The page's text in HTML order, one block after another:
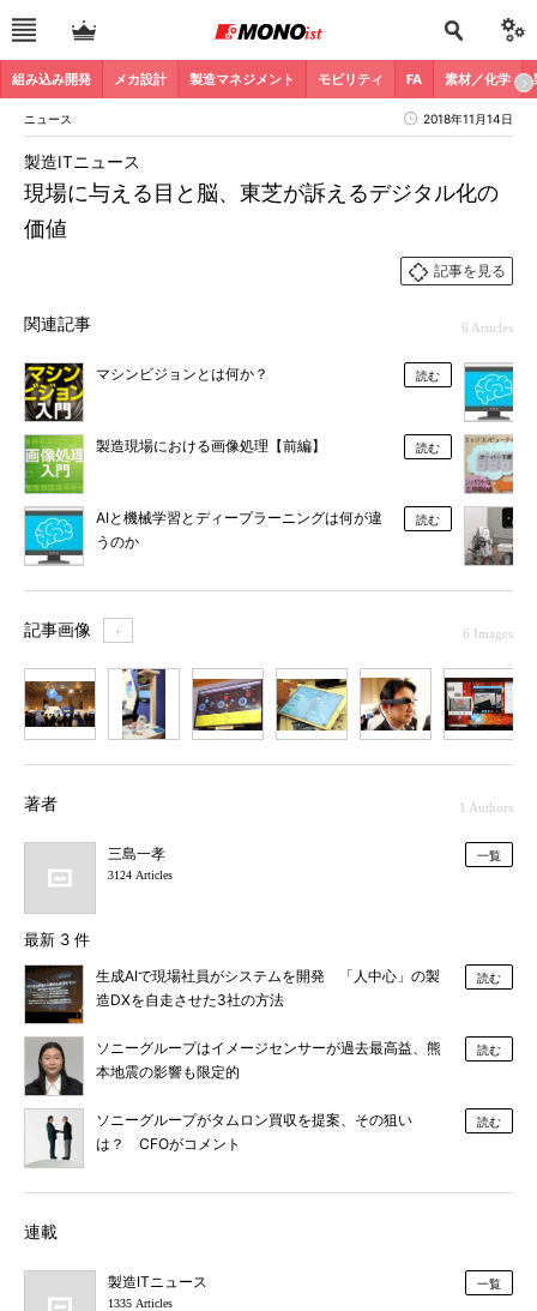
組み込み開発 メカ設計 製造マネジメント モビリティ FA 素材／化学
ニュース 2018年11月14日
現場に与える目と脳、東芝が訴えるデジタル化の
価値
製造ITニュース
記事を見る
関連記事 6 Articles
マシンビジョンとは何か？ 読む
製造現場における画像処理【前編】 読む
AIと機械学習とディープラーニングは何が違
うのか
読む
記事画像 ＋ 6 Images
著者 1 Authors
三島一孝
3124 Articles
一覧
最新 3 件
生成AIで現場社員がシステムを開発 「人中心」の製
造DXを自走させた3社の方法
読む
ソニーグループはイメージセンサーが過去最高益、熊
本地震の影響も限定的
読む
ソニーグループがタムロン買収を提案、その狙い
は？ CFOがコメント
読む
連載
製造ITニュース
1335 Articles
一覧